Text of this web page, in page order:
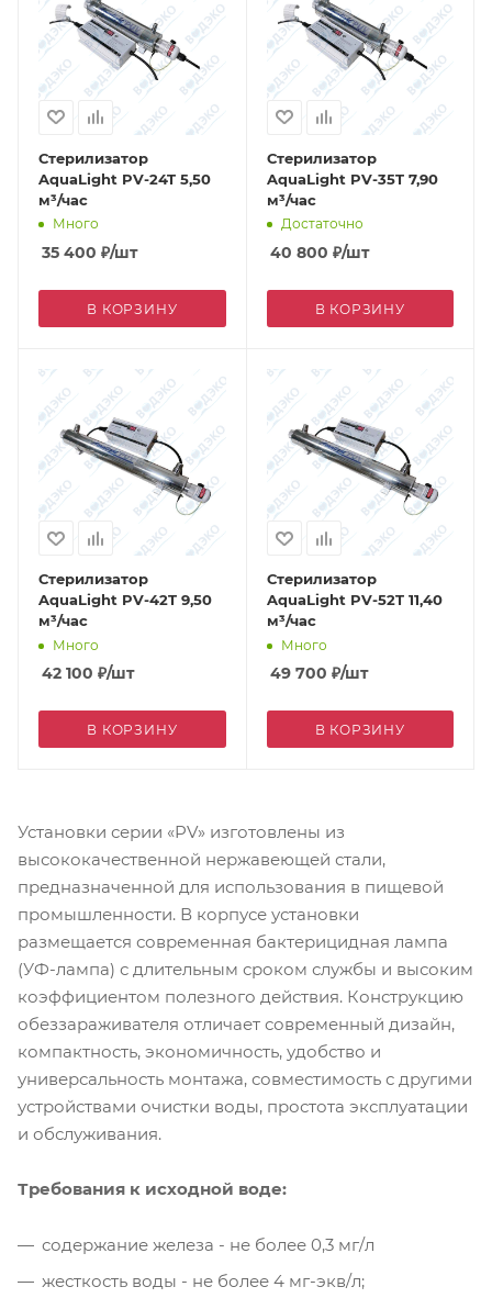
Стерилизатор
AquaLight PV-24T 5,50
м³/час
Много
35 400 ₽/шт
В КОРЗИНУ
Стерилизатор
AquaLight PV-35T 7,90
м³/час
Достаточно
40 800 ₽/шт
В КОРЗИНУ
Стерилизатор
AquaLight PV-42T 9,50
м³/час
Много
42 100 ₽/шт
В КОРЗИНУ
Стерилизатор
AquaLight PV-52T 11,40
м³/час
Много
49 700 ₽/шт
В КОРЗИНУ
Установки серии «PV» изготовлены из
высококачественной нержавеющей стали,
предназначенной для использования в пищевой
промышленности. В корпусе установки
размещается современная бактерицидная лампа
(УФ-лампа) с длительным сроком службы и высоким
коэффициентом полезного действия. Конструкцию
обеззараживателя отличает современный дизайн,
компактность, экономичность, удобство и
универсальность монтажа, совместимость с другими
устройствами очистки воды, простота эксплуатации
и обслуживания.
Требования к исходной воде:
содержание железа - не более 0,3 мг/л
жесткость воды - не более 4 мг-экв/л;